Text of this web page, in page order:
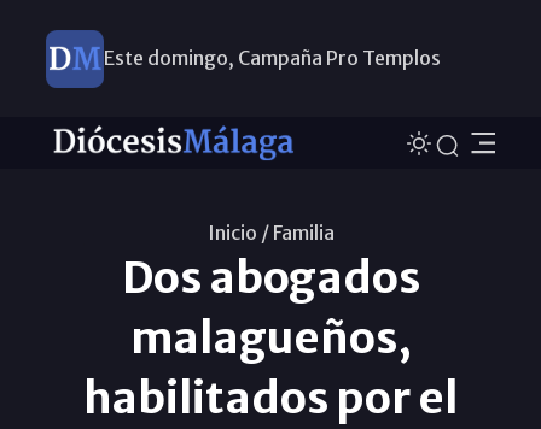
Este domingo, Campaña Pro Templos
Inicio / Familia
Dos abogados
malagueños,
habilitados por el